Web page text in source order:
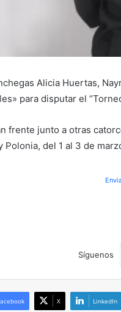
Alicia Huertas,
para disputar el
frente junto a otras
Polonia, del 1 al 3 de
Síguenos
X LinkedIn